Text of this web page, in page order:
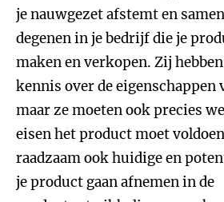
je nauwgezet afstemt en
degenen in je bedrijf die je
maken en verkopen. Zij
kennis over de eigenschappen
maar ze moeten ook precies
eisen het product moet
raadzaam ook huidige en
je product gaan afnemen in de